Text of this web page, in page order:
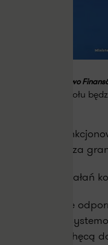
Źródło: Ministerstwo
Zadaniem zespołu
Analiza
prawnych za
Analiza działań
Budowanie
działania
które zniechęcą